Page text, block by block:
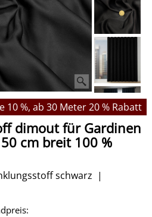
10 %, ab 30 Meter 20 % Rabatt
dimout für Gardinen
cm breit 100 %
schwarz